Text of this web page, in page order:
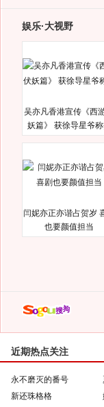
娱乐·大视野
吴亦凡香港宣传《西
妖篇》 获徐导星爷
闫妮亦正亦谐占贺岁
也要颜值担当
近期热点关注
永不磨灭的番号
新还珠格格